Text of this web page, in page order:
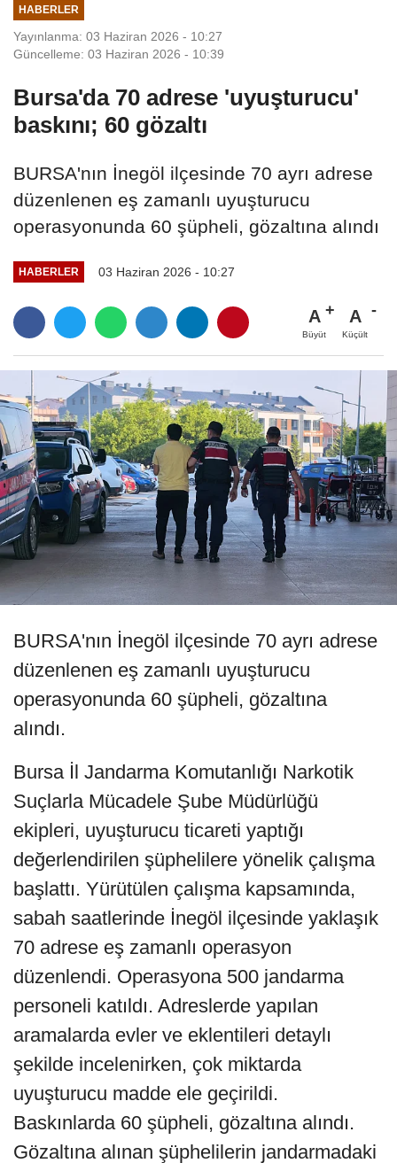
HABERLER
Yayınlanma: 03 Haziran 2026 - 10:27
Güncelleme: 03 Haziran 2026 - 10:39
Bursa'da 70 adrese 'uyuşturucu'
baskını; 60 gözaltı
BURSA'nın İnegöl ilçesinde 70 ayrı adrese
düzenlenen eş zamanlı uyuşturucu
operasyonunda 60 şüpheli, gözaltına alındı
HABERLER 03 Haziran 2026 - 10:27
A
Büyüt
A
Küçült
BURSA'nın İnegöl ilçesinde 70 ayrı adrese
düzenlenen eş zamanlı uyuşturucu
operasyonunda 60 şüpheli, gözaltına
alındı.
Bursa İl Jandarma Komutanlığı Narkotik
Suçlarla Mücadele Şube Müdürlüğü
ekipleri, uyuşturucu ticareti yaptığı
değerlendirilen şüphelilere yönelik çalışma
başlattı. Yürütülen çalışma kapsamında,
sabah saatlerinde İnegöl ilçesinde yaklaşık
70 adrese eş zamanlı operasyon
düzenlendi. Operasyona 500 jandarma
personeli katıldı. Adreslerde yapılan
aramalarda evler ve eklentileri detaylı
şekilde incelenirken, çok miktarda
uyuşturucu madde ele geçirildi.
Baskınlarda 60 şüpheli, gözaltına alındı.
Gözaltına alınan şüphelilerin jandarmadaki